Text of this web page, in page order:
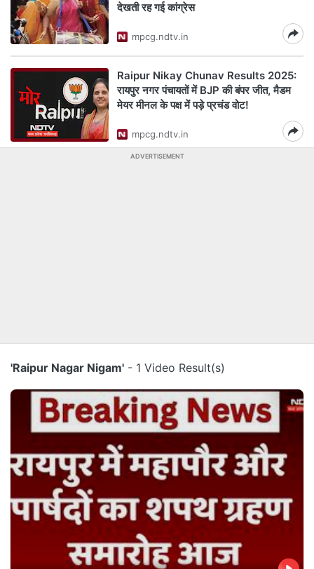
देखती रह गई कांग्रेस
mpcg.ndtv.in
Raipur Nikay Chunav Results 2025:
रायपुर नगर पंचायतों में BJP की बंपर जीत, मैडम
मेयर मीनल के पक्ष में पड़े प्रचंड वोट!
mpcg.ndtv.in
ADVERTISEMENT
'Raipur Nagar Nigam' - 1 Video Result(s)